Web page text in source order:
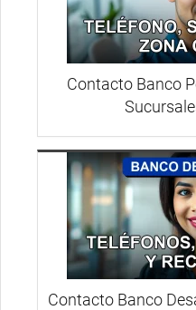
Contacto Banco
Contacto Banco